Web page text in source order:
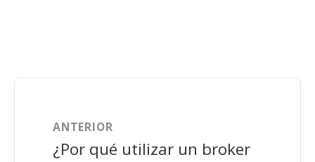
ANTERIOR
¿Por qué utilizar un broker